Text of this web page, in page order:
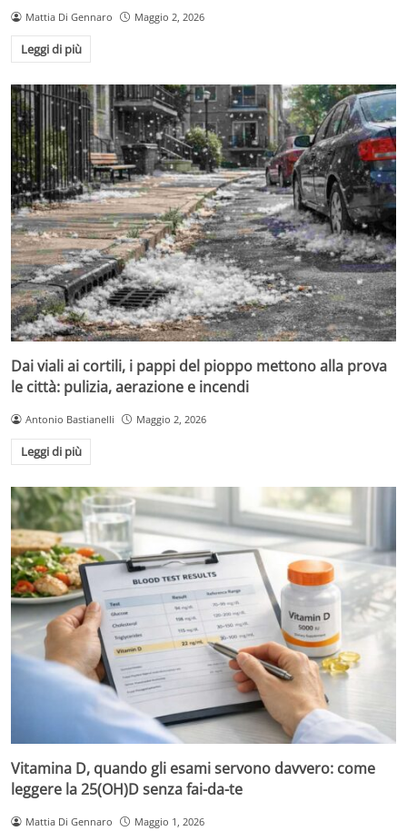
Mattia Di Gennaro Maggio 2, 2026
Leggi di più
Dai viali ai cortili, i pappi del pioppo mettono alla prova
le città: pulizia, aerazione e incendi
Antonio Bastianelli Maggio 2, 2026
Leggi di più
Vitamina D, quando gli esami servono davvero: come
leggere la 25(OH)D senza fai-da-te
Mattia Di Gennaro Maggio 1, 2026